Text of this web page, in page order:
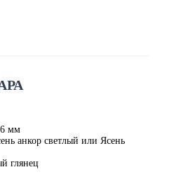
мм
анкор светлый или Ясень
глянец